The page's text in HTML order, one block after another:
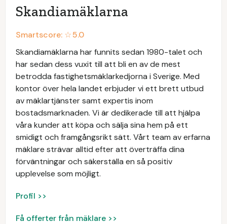
Skandiamäklarna
Smartscore: ☆5.0
Skandiamäklarna har funnits sedan 1980-talet och
har sedan dess vuxit till att bli en av de mest
betrodda fastighetsmäklarkedjorna i Sverige. Med
kontor över hela landet erbjuder vi ett brett utbud
av mäklartjänster samt expertis inom
bostadsmarknaden. Vi är dedikerade till att hjälpa
våra kunder att köpa och sälja sina hem på ett
smidigt och framgångsrikt sätt. Vårt team av erfarna
mäklare strävar alltid efter att överträffa dina
förväntningar och säkerställa en så positiv
upplevelse som möjligt.
Profil >>
Få offerter från mäklare >>